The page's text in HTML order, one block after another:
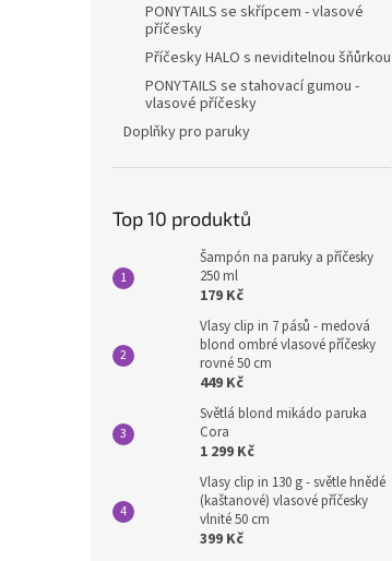
PONYTAILS se skřípcem - vlasové
příčesky
Příčesky HALO s neviditelnou šňůrkou
PONYTAILS se stahovací gumou -
vlasové příčesky
Doplňky pro paruky
Top 10 produktů
Šampón na paruky a příčesky
250 ml
179 Kč
Vlasy clip in 7 pásů - medová
blond ombré vlasové příčesky
rovné 50 cm
449 Kč
Světlá blond mikádo paruka
Cora
1 299 Kč
Vlasy clip in 130 g - světle hnědé
(kaštanové) vlasové příčesky
vlnité 50 cm
399 Kč